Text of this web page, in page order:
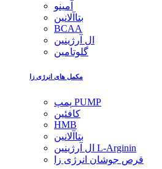
آمینو
بتاآلانین
BCAA
ال آرژینین
گلوتامین
مکمل های انرژی زا
پمپ PUMP
کافئین
HMB
بتاآلانین
ال آرژینین L-Arginin
قرص جوشان انرژی زا